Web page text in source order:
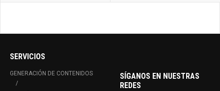
SERVICIOS
GENERACIÓN DE CONTENIDOS
SÍGANOS EN NUESTRAS
REDES